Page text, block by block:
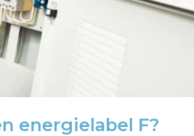
energielabel F?